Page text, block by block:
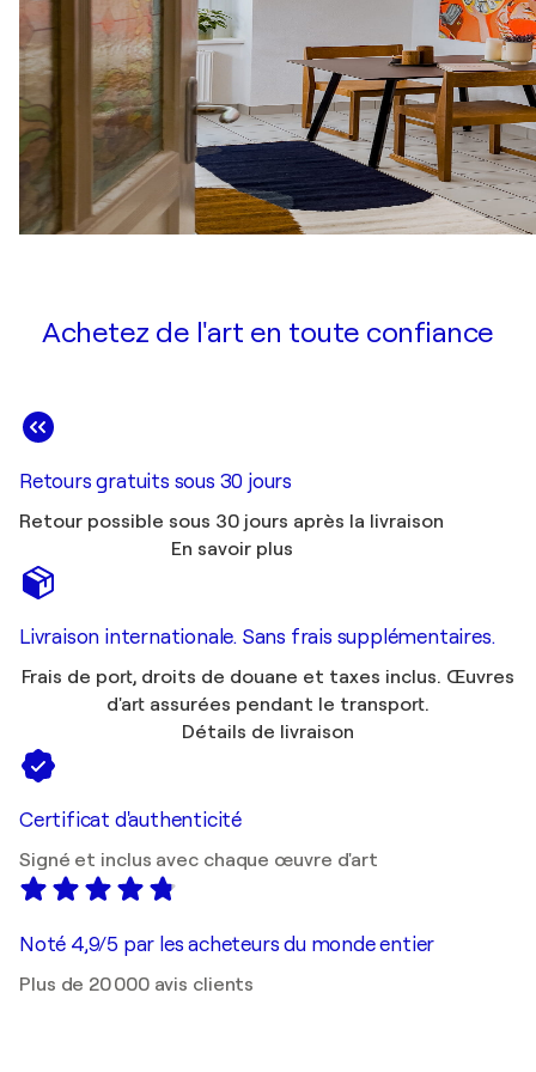
Achetez de l'art en toute confiance
Retours gratuits sous 30 jours
Retour possible sous 30 jours après la livraison
En savoir plus
Livraison internationale. Sans frais supplémentaires.
Frais de port, droits de douane et taxes inclus. Œuvres
d'art assurées pendant le transport.
Détails de livraison
Certificat d'authenticité
Signé et inclus avec chaque œuvre d'art
Noté 4,9/5 par les acheteurs du monde entier
Plus de 20 000 avis clients